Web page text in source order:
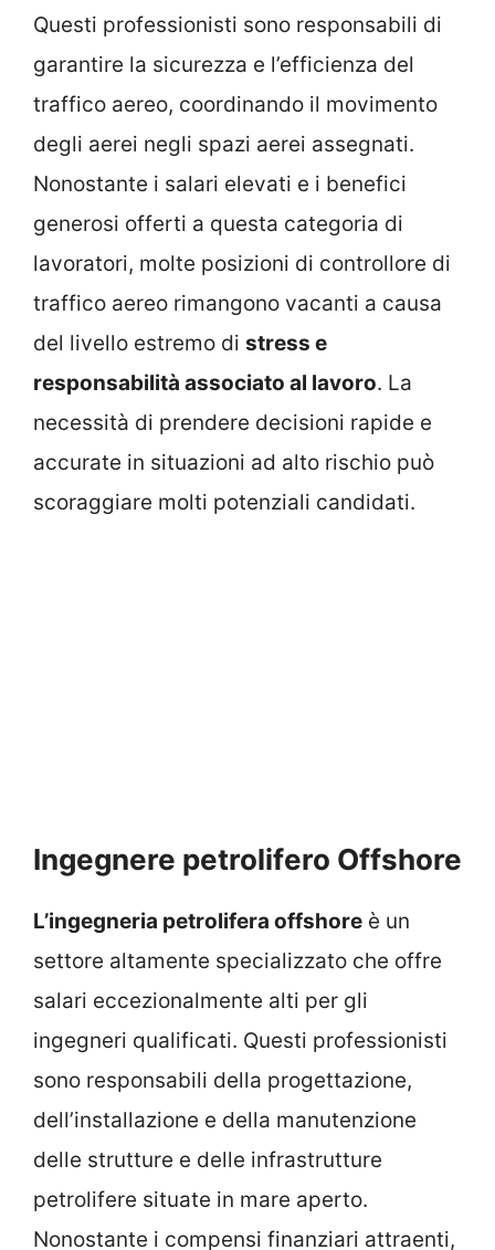
Questi professionisti sono responsabili di
garantire la sicurezza e l’efficienza del
traffico aereo, coordinando il movimento
degli aerei negli spazi aerei assegnati.
Nonostante i salari elevati e i benefici
generosi offerti a questa categoria di
lavoratori, molte posizioni di controllore di
traffico aereo rimangono vacanti a causa
del livello estremo di stress e
responsabilità associato al lavoro. La
necessità di prendere decisioni rapide e
accurate in situazioni ad alto rischio può
scoraggiare molti potenziali candidati.
Ingegnere petrolifero Offshore
L’ingegneria petrolifera offshore è un
settore altamente specializzato che offre
salari eccezionalmente alti per gli
ingegneri qualificati. Questi professionisti
sono responsabili della progettazione,
dell’installazione e della manutenzione
delle strutture e delle infrastrutture
petrolifere situate in mare aperto.
Nonostante i compensi finanziari attraenti,